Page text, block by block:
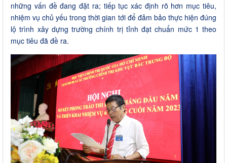
những vấn đề đang đặt ra; tiếp tục xác định rõ hơn mục tiêu,
nhiệm vụ chủ yếu trong thời gian tới để đảm bảo thực hiện đúng
lộ trình xây dựng trường chính trị tỉnh đạt chuẩn mức 1 theo
mục tiêu đã đề ra.